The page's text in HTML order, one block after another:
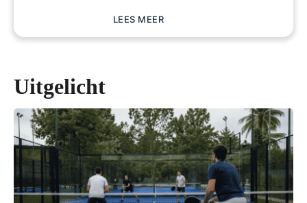
LEES MEER
Uitgelicht